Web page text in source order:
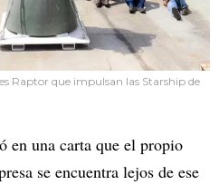
Raptor que impulsan las Starship de
en una carta que el propio
se encuentra lejos de ese